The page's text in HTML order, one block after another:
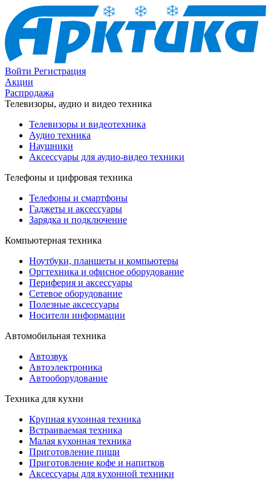
Войти Регистрация
Акции
Распродажа
Телевизоры, аудио и видео техника
Телевизоры и видеотехника
Аудио техника
Наушники
Аксессуары для аудио-видео техники
Телефоны и цифровая техника
Телефоны и смартфоны
Гаджеты и аксессуары
Зарядка и подключение
Компьютерная техника
Ноутбуки, планшеты и компьютеры
Оргтехника и офисное оборудование
Периферия и аксессуары
Cетевое оборудование
Полезные аксессуары
Носители информации
Автомобильная техника
Автозвук
Автоэлектроника
Автооборудование
Техника для кухни
Крупная кухонная техника
Встраиваемая техника
Малая кухонная техника
Приготовление пищи
Приготовление кофе и напитков
Аксессуары для кухонной техники